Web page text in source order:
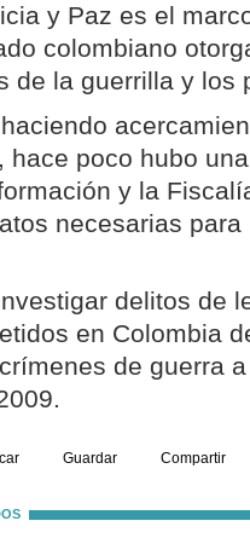
y Paz es el
colombiano
de la guerrilla y los
hace poco hubo
y la
necesarias
delitos de
en Colombia
de guerra
Guardar Compartir